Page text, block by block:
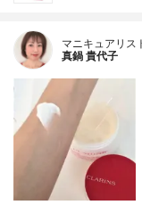
マニキュアリス
真鍋 貴代子